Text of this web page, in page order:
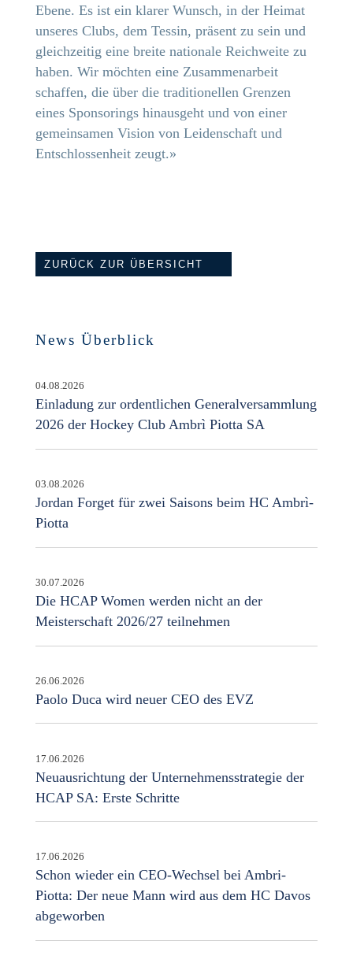
Ebene. Es ist ein klarer Wunsch, in der Heimat
unseres Clubs, dem Tessin, präsent zu sein und
gleichzeitig eine breite nationale Reichweite zu
haben. Wir möchten eine Zusammenarbeit
schaffen, die über die traditionellen Grenzen
eines Sponsorings hinausgeht und von einer
gemeinsamen Vision von Leidenschaft und
Entschlossenheit zeugt.»
ZURÜCK ZUR ÜBERSICHT
News Überblick
04.08.2026
Einladung zur ordentlichen Generalversammlung
2026 der Hockey Club Ambrì Piotta SA
03.08.2026
Jordan Forget für zwei Saisons beim HC Ambrì-
Piotta
30.07.2026
Die HCAP Women werden nicht an der
Meisterschaft 2026/27 teilnehmen
26.06.2026
Paolo Duca wird neuer CEO des EVZ
17.06.2026
Neuausrichtung der Unternehmensstrategie der
HCAP SA: Erste Schritte
17.06.2026
Schon wieder ein CEO-Wechsel bei Ambri-
Piotta: Der neue Mann wird aus dem HC Davos
abgeworben